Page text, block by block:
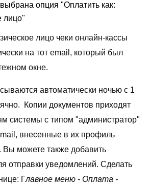
опция "Оплатить как:
лицо"
лицо чеки онлайн-кассы
на тот email, который был
окне.
автоматически ночью с 1
Копии документов приходят
системы с типом "администратор"
внесенные в их профиль
Вы можете также добавить
отправки уведомлений. Сделать
Главное меню - Оплата -